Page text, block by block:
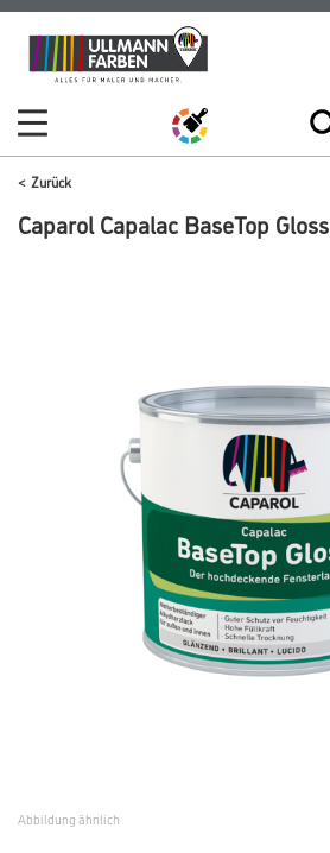
Zum
Inhalt
Zum
Navigationsmenü
Zurück
Caparol Capalac BaseTop Gloss
Abbildung ähnlich